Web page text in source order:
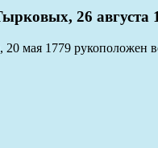
26 августа
20 мая 1779